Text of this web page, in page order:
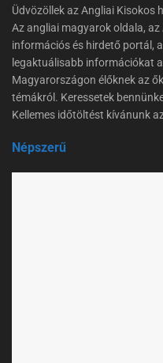
Üdvözöllek az Angliai Kisokos
Az angliai magyarok oldala,
információs és hirdető portál,
legaktuálisabb információkat
Magyarországon élőknek az
témákról. Keressetek
Kellemes időtöltést kívánunk
Népszerű